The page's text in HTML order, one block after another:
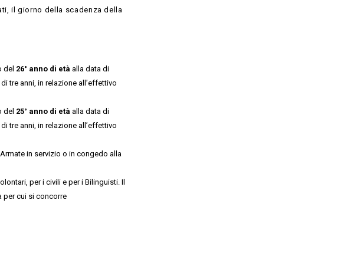
il giorno della scadenza della
del 26° anno di età alla data di
tre anni, in relazione all’effettivo
del 25° anno di età alla data di
tre anni, in relazione all’effettivo
in servizio o in congedo alla
per i civili e per i Bilinguisti. Il
per cui si concorre